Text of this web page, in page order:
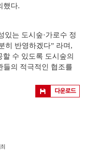
했다.
있는 도시숲·가로수 정
히 반영하겠다” 라며,
수 있도록 도시숲의
들의 적극적인 협조를
다운로드